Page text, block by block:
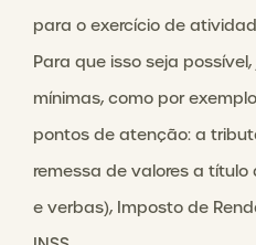
para o exercício de
Para que isso seja
mínimas, como por
pontos de atenção: a
remessa de valores a
e verbas), Imposto de